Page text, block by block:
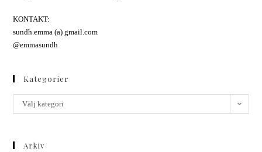
KONTAKT:
sundh.emma (a) gmail.com
@emmasundh
Kategorier
Välj kategori
Arkiv